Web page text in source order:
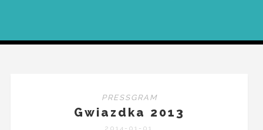
PRESSGRAM
Gwiazdka 2013
2014-01-01